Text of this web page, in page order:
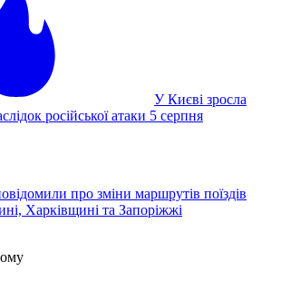
У Києві зросла
російської атаки 5 серпня
про зміни маршрутів поїздів
Харківщині та Запоріжжі